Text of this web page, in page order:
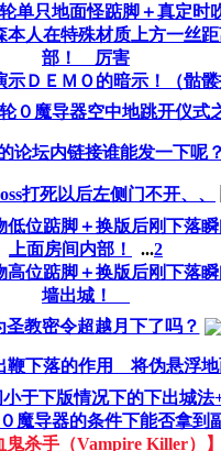
单只地面怪踮脚＋真定
本人在特殊材质上方一丝
部！ 厉害
示ＤＥＭＯ的暗示！（骷
０魔导器空中地跳开仪式
论坛内链接谁能发一下呢
打死以后左侧门不开、、
低位踮脚＋换版后刚下落
上面房间内部！
...2
高位踮脚＋换版后刚下落
墙出城！
圣教密令超越月下了吗？
鞭下落的作用 将伪悬浮
小于下版情况下的下出城
魔导器的条件下能否拿到
鬼杀手（Vampire Killer）